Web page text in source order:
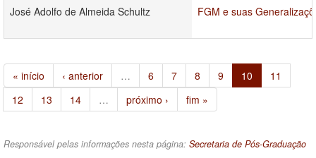
José Adolfo de Almeida Schultz FGM e suas
« início ‹ anterior … 6 7 8 9 10
11
12
13 14 … próximo › fim »
Responsável pelas informações nesta página: Secretaria de Pós-Graduação